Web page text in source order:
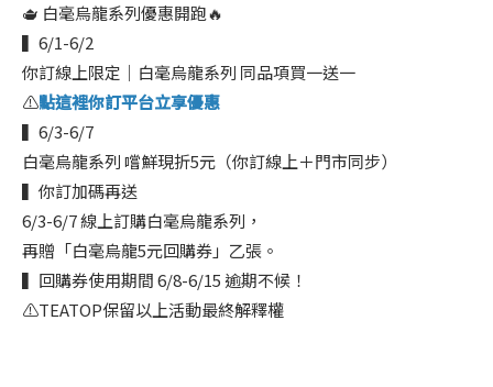
🫖 白毫烏龍系列優惠開跑🔥
▍6/1-6/2
你訂線上限定｜白毫烏龍系列 同品項買一送一
⚠️點這裡你訂平台立享優惠
▍6/3-6/7
白毫烏龍系列 嚐鮮現折5元（你訂線上＋門市同步）
▍你訂加碼再送
6/3-6/7 線上訂購白毫烏龍系列，
再贈「白毫烏龍5元回購券」乙張。
▍回購券使用期間 6/8-6/15 逾期不候！
⚠️TEATOP保留以上活動最終解釋權